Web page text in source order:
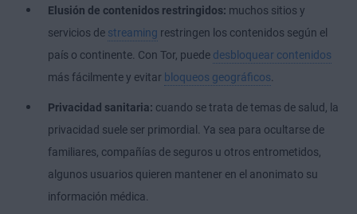
Elusión de contenidos restringidos: muchos sitios y
servicios de streaming restringen los contenidos según el
país o continente. Con Tor, puede desbloquear contenidos
más fácilmente y evitar bloqueos geográficos.
Privacidad sanitaria: cuando se trata de temas de salud, la
privacidad suele ser primordial. Ya sea para ocultarse de
familiares, compañías de seguros u otros entrometidos,
algunos usuarios quieren mantener en el anonimato su
información médica.